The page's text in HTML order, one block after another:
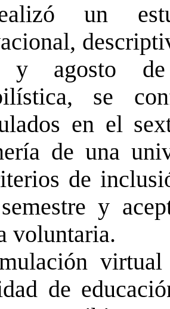
un
y agosto
se
en el
de una
de
y
voluntaria.
de